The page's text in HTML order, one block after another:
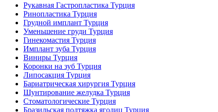
Рукавная Гастропластика Турция
Ринопластика Турция
Грудной имплант Турция
Уменьшение груди Турция
Гинекомастия Турция
Имплант зуба Турция
Виниры Турция
Коронки на зуб Турция
Липосакция Турция
Бариатрическая хирургия Турция
Шунтирование желудка Турция
Стоматологические Турция
Бразильская подтяжка ягодиц Турция